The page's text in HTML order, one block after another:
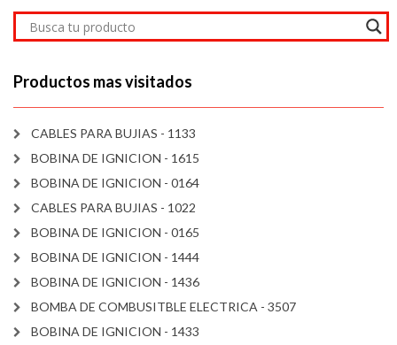
Productos mas visitados
CABLES PARA BUJIAS - 1133
BOBINA DE IGNICION - 1615
BOBINA DE IGNICION - 0164
CABLES PARA BUJIAS - 1022
BOBINA DE IGNICION - 0165
BOBINA DE IGNICION - 1444
BOBINA DE IGNICION - 1436
BOMBA DE COMBUSITBLE ELECTRICA - 3507
BOBINA DE IGNICION - 1433